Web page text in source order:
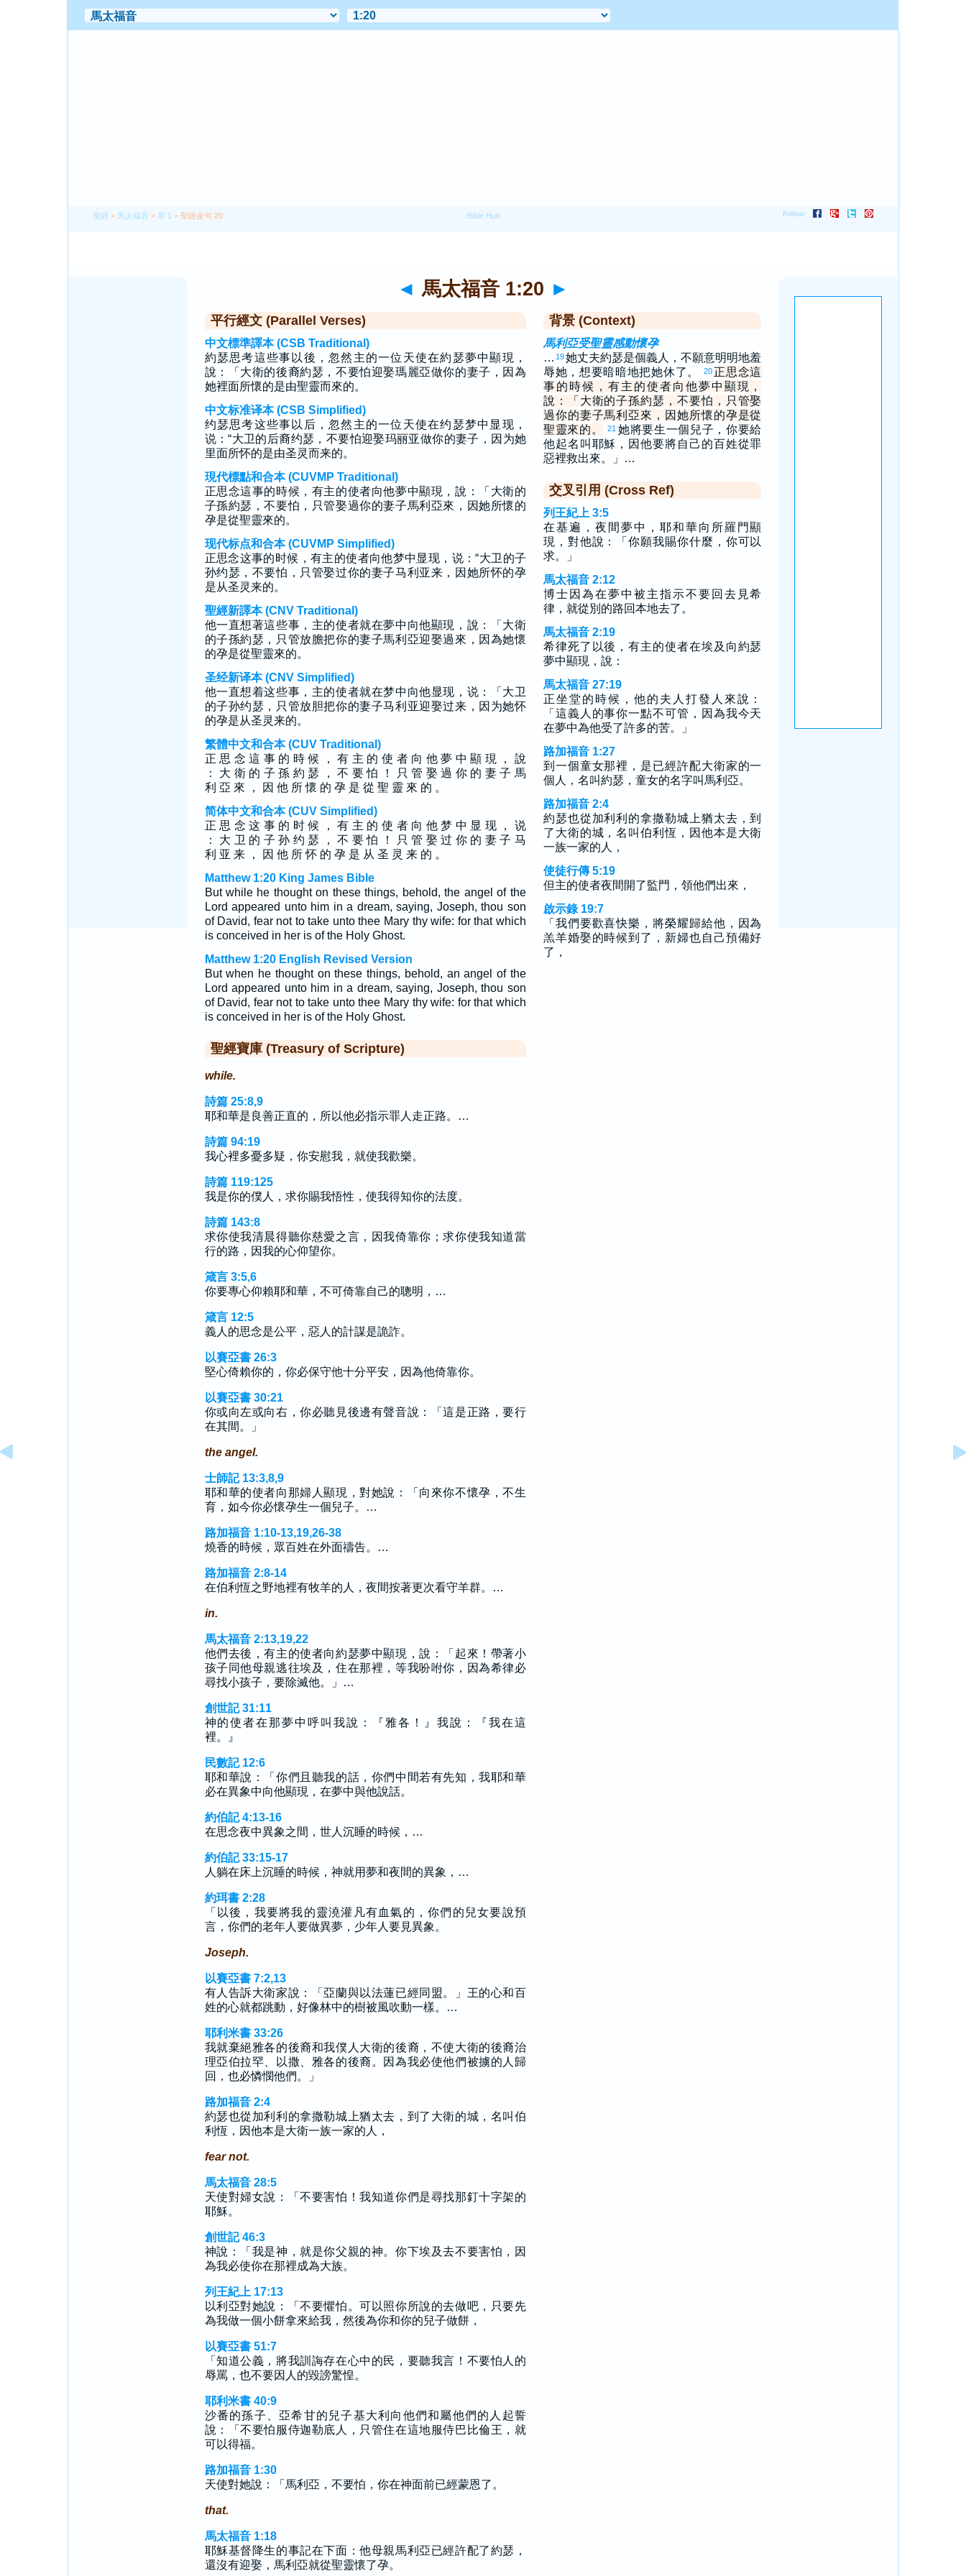
聖經 > 馬太福音 > 章 1 > 聖經金句 20
◄ 馬太福音 1:20 ►
平行經文 (Parallel Verses)
中文標準譯本 (CSB Traditional)
約瑟思考這些事以後，忽然主的一位天使在約瑟夢中顯現，
說：「大衛的後裔約瑟，不要怕迎娶瑪麗亞做你的妻子，因為
她裡面所懷的是由聖靈而來的。
中文标准译本 (CSB Simplified)
约瑟思考这些事以后，忽然主的一位天使在约瑟梦中显现，
说：“大卫的后裔约瑟，不要怕迎娶玛丽亚做你的妻子，因为她
里面所怀的是由圣灵而来的。
現代標點和合本 (CUVMP Traditional)
正思念這事的時候，有主的使者向他夢中顯現，說：「大衛的
子孫約瑟，不要怕，只管娶過你的妻子馬利亞來，因她所懷的
孕是從聖靈來的。
现代标点和合本 (CUVMP Simplified)
正思念这事的时候，有主的使者向他梦中显现，说：“大卫的子
孙约瑟，不要怕，只管娶过你的妻子马利亚来，因她所怀的孕
是从圣灵来的。
聖經新譯本 (CNV Traditional)
他一直想著這些事，主的使者就在夢中向他顯現，說：「大衛
的子孫約瑟，只管放膽把你的妻子馬利亞迎娶過來，因為她懷
的孕是從聖靈來的。
圣经新译本 (CNV Simplified)
他一直想着这些事，主的使者就在梦中向他显现，说：「大卫
的子孙约瑟，只管放胆把你的妻子马利亚迎娶过来，因为她怀
的孕是从圣灵来的。
繁體中文和合本 (CUV Traditional)
正 思 念 這 事 的 時 候 ， 有 主 的 使 者 向 他 夢 中 顯 現 ， 說
： 大 衛 的 子 孫 約 瑟 ， 不 要 怕 ！ 只 管 娶 過 你 的 妻 子 馬
利 亞 來 ， 因 他 所 懷 的 孕 是 從 聖 靈 來 的 。
简体中文和合本 (CUV Simplified)
正 思 念 这 事 的 时 候 ， 有 主 的 使 者 向 他 梦 中 显 现 ， 说
： 大 卫 的 子 孙 约 瑟 ， 不 要 怕 ！ 只 管 娶 过 你 的 妻 子 马
利 亚 来 ， 因 他 所 怀 的 孕 是 从 圣 灵 来 的 。
Matthew 1:20 King James Bible
But while he thought on these things, behold, the angel of the
Lord appeared unto him in a dream, saying, Joseph, thou son
of David, fear not to take unto thee Mary thy wife: for that which
is conceived in her is of the Holy Ghost.
Matthew 1:20 English Revised Version
But when he thought on these things, behold, an angel of the
Lord appeared unto him in a dream, saying, Joseph, thou son
of David, fear not to take unto thee Mary thy wife: for that which
is conceived in her is of the Holy Ghost.
聖經寶庫 (Treasury of Scripture)
while.
詩篇 25:8,9
耶和華是良善正直的，所以他必指示罪人走正路。…
詩篇 94:19
我心裡多憂多疑，你安慰我，就使我歡樂。
詩篇 119:125
我是你的僕人，求你賜我悟性，使我得知你的法度。
詩篇 143:8
求你使我清晨得聽你慈愛之言，因我倚靠你；求你使我知道當
行的路，因我的心仰望你。
箴言 3:5,6
你要專心仰賴耶和華，不可倚靠自己的聰明，…
箴言 12:5
義人的思念是公平，惡人的計謀是詭詐。
以賽亞書 26:3
堅心倚賴你的，你必保守他十分平安，因為他倚靠你。
以賽亞書 30:21
你或向左或向右，你必聽見後邊有聲音說：「這是正路，要行
在其間。」
the angel.
士師記 13:3,8,9
耶和華的使者向那婦人顯現，對她說：「向來你不懷孕，不生
育，如今你必懷孕生一個兒子。…
路加福音 1:10-13,19,26-38
燒香的時候，眾百姓在外面禱告。…
路加福音 2:8-14
在伯利恆之野地裡有牧羊的人，夜間按著更次看守羊群。…
in.
馬太福音 2:13,19,22
他們去後，有主的使者向約瑟夢中顯現，說：「起來！帶著小
孩子同他母親逃往埃及，住在那裡，等我吩咐你，因為希律必
尋找小孩子，要除滅他。」…
創世記 31:11
神的使者在那夢中呼叫我說：『雅各！』我說：『我在這
裡。』
民數記 12:6
耶和華說：「你們且聽我的話，你們中間若有先知，我耶和華
必在異象中向他顯現，在夢中與他說話。
約伯記 4:13-16
在思念夜中異象之間，世人沉睡的時候，…
約伯記 33:15-17
人躺在床上沉睡的時候，神就用夢和夜間的異象，…
約珥書 2:28
「以後，我要將我的靈澆灌凡有血氣的，你們的兒女要說預
言，你們的老年人要做異夢，少年人要見異象。
Joseph.
以賽亞書 7:2,13
有人告訴大衛家說：「亞蘭與以法蓮已經同盟。」王的心和百
姓的心就都跳動，好像林中的樹被風吹動一樣。…
耶利米書 33:26
我就棄絕雅各的後裔和我僕人大衛的後裔，不使大衛的後裔治
理亞伯拉罕、以撒、雅各的後裔。因為我必使他們被擄的人歸
回，也必憐憫他們。」
路加福音 2:4
約瑟也從加利利的拿撒勒城上猶太去，到了大衛的城，名叫伯
利恆，因他本是大衛一族一家的人，
fear not.
馬太福音 28:5
天使對婦女說：「不要害怕！我知道你們是尋找那釘十字架的
耶穌。
創世記 46:3
神說：「我是神，就是你父親的神。你下埃及去不要害怕，因
為我必使你在那裡成為大族。
列王紀上 17:13
以利亞對她說：「不要懼怕。可以照你所說的去做吧，只要先
為我做一個小餅拿來給我，然後為你和你的兒子做餅，
以賽亞書 51:7
「知道公義，將我訓誨存在心中的民，要聽我言！不要怕人的
辱罵，也不要因人的毀謗驚惶。
耶利米書 40:9
沙番的孫子、亞希甘的兒子基大利向他們和屬他們的人起誓
說：「不要怕服侍迦勒底人，只管住在這地服侍巴比倫王，就
可以得福。
路加福音 1:30
天使對她說：「馬利亞，不要怕，你在神面前已經蒙恩了。
that.
馬太福音 1:18
耶穌基督降生的事記在下面：他母親馬利亞已經許配了約瑟，
還沒有迎娶，馬利亞就從聖靈懷了孕。
背景 (Context)
馬利亞受聖靈感動懷孕
… 19她丈夫約瑟是個義人，不願意明明地羞
辱她，想要暗暗地把她休了。
20 正思念這
事的時候，有主的使者向他夢中顯現，
說：「大衛的子孫約瑟，不要怕，只管娶
過你的妻子馬利亞來，因她所懷的孕是從
聖靈來的。
21 她將要生一個兒子，你要給
他起名叫耶穌，因他要將自己的百姓從罪
惡裡救出來。」…
交叉引用 (Cross Ref)
列王紀上 3:5
在基遍，夜間夢中，耶和華向所羅門顯
現，對他說：「你願我賜你什麼，你可以
求。」
馬太福音 2:12
博士因為在夢中被主指示不要回去見希
律，就從別的路回本地去了。
馬太福音 2:19
希律死了以後，有主的使者在埃及向約瑟
夢中顯現，說：
馬太福音 27:19
正坐堂的時候，他的夫人打發人來說：
「這義人的事你一點不可管，因為我今天
在夢中為他受了許多的苦。」
路加福音 1:27
到一個童女那裡，是已經許配大衛家的一
個人，名叫約瑟，童女的名字叫馬利亞。
路加福音 2:4
約瑟也從加利利的拿撒勒城上猶太去，到
了大衛的城，名叫伯利恆，因他本是大衛
一族一家的人，
使徒行傳 5:19
但主的使者夜間開了監門，領他們出來，
啟示錄 19:7
「我們要歡喜快樂，將榮耀歸給他，因為
羔羊婚娶的時候到了，新婦也自己預備好
了，